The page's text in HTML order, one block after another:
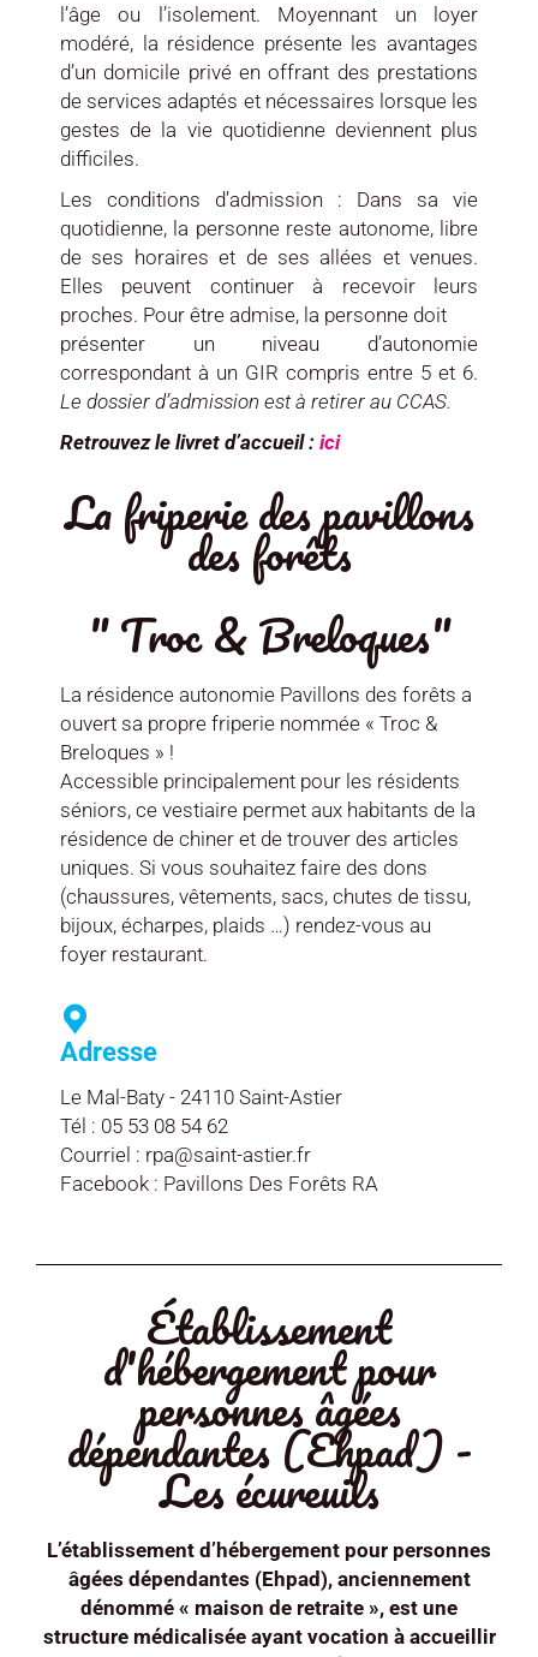
l’âge ou l’isolement. Moyennant un loyer
modéré, la résidence présente les avantages
d’un domicile privé en offrant des prestations
de services adaptés et nécessaires lorsque les
gestes de la vie quotidienne deviennent plus
difficiles.
Les conditions d’admission : Dans sa vie
quotidienne, la personne reste autonome, libre
de ses horaires et de ses allées et venues.
Elles peuvent continuer à recevoir leurs
proches. Pour être admise, la personne doit
présenter un niveau d’autonomie
correspondant à un GIR compris entre 5 et 6.
Le dossier d’admission est à retirer au CCAS.
Retrouvez le livret d’accueil : ici
La friperie des pavillons
des forêts
" Troc & Breloques"
La résidence autonomie Pavillons des forêts a
ouvert sa propre friperie nommée « Troc &
Breloques » !
Accessible principalement pour les résidents
séniors, ce vestiaire permet aux habitants de la
résidence de chiner et de trouver des articles
uniques. Si vous souhaitez faire des dons
(chaussures, vêtements, sacs, chutes de tissu,
bijoux, écharpes, plaids …) rendez-vous au
foyer restaurant.
Adresse
Le Mal-Baty - 24110 Saint-Astier
Tél : 05 53 08 54 62
Courriel : rpa@saint-astier.fr
Facebook : Pavillons Des Forêts RA
Établissement
d'hébergement pour
personnes âgées
dépendantes (Ehpad) -
Les écureuils
L’établissement d’hébergement pour personnes
âgées dépendantes (Ehpad), anciennement
dénommé « maison de retraite », est une
structure médicalisée ayant vocation à accueillir